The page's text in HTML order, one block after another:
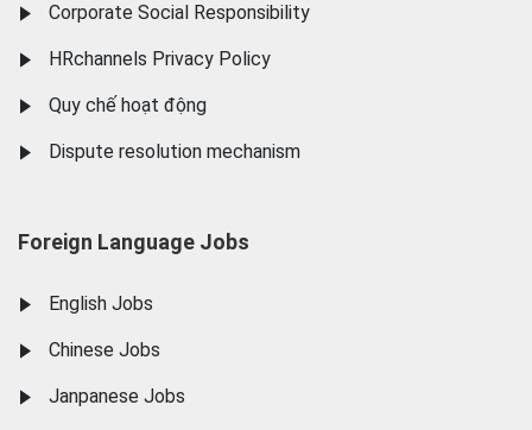
Corporate Social Responsibility
HRchannels Privacy Policy
Quy chế hoạt động
Dispute resolution mechanism
Foreign Language Jobs
English Jobs
Chinese Jobs
Janpanese Jobs